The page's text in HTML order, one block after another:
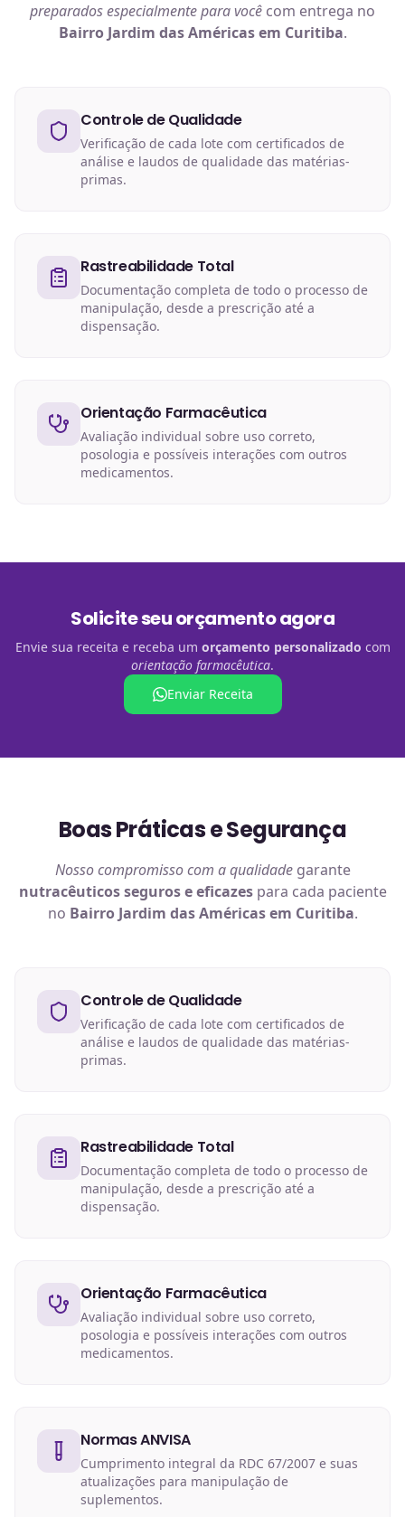
preparados especialmente para você com entrega no
Bairro Jardim das Américas em Curitiba.
Controle de Qualidade
Verificação de cada lote com certificados de
análise e laudos de qualidade das matérias-
primas.
Rastreabilidade Total
Documentação completa de todo o processo de
manipulação, desde a prescrição até a
dispensação.
Orientação Farmacêutica
Avaliação individual sobre uso correto,
posologia e possíveis interações com outros
medicamentos.
Solicite seu orçamento agora
Envie sua receita e receba um orçamento personalizado com
orientação farmacêutica.
Enviar Receita
Boas Práticas e Segurança
Nosso compromisso com a qualidadegarante
nutracêuticosseguros e eficazespara cada paciente
no Bairro Jardim das Américas em Curitiba.
Controle de Qualidade
Verificação de cada lote com certificados de
análise e laudos de qualidade das matérias-
primas.
Rastreabilidade Total
Documentação completa de todo o processo de
manipulação, desde a prescrição até a
dispensação.
Orientação Farmacêutica
Avaliação individual sobre uso correto,
posologia e possíveis interações com outros
medicamentos.
Normas ANVISA
Cumprimento integral da RDC 67/2007 e suas
atualizações para manipulação de
suplementos.